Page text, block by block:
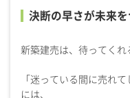
決断の早さが未来
新築建売は、待ってくれ
「迷っている間に売れ
には、